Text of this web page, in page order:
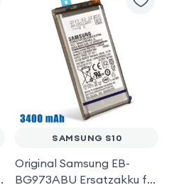
SAMSUNG S10
Original Samsung EB-
BG973ABU Ersatzakku für